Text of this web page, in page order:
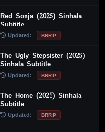
Red Sonja (2025) Sinhala
Subtitle
Updated: BRRIP
The Ugly Stepsister (2025)
Sinhala Subtitle
Updated: BRRIP
The Home (2025) Sinhala
Subtitle
Updated: BRRIP